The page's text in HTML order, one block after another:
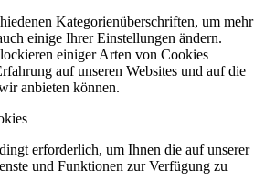
Kategorienüberschriften, um mehr
einige Ihrer Einstellungen ändern.
einiger Arten von Cookies
auf unseren Websites und auf die
anbieten können.
erforderlich, um Ihnen die auf unserer
und Funktionen zur Verfügung zu